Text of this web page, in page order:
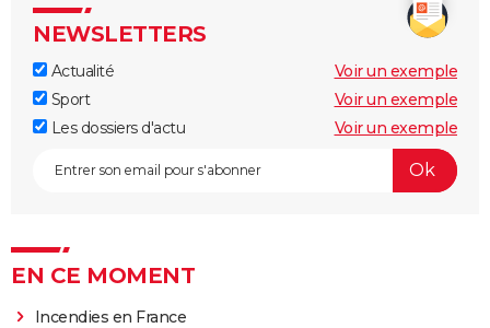
NEWSLETTERS
Actualité
Voir un exemple
Sport
Voir un exemple
Les dossiers d'actu
Voir un exemple
EN CE MOMENT
Incendies en France